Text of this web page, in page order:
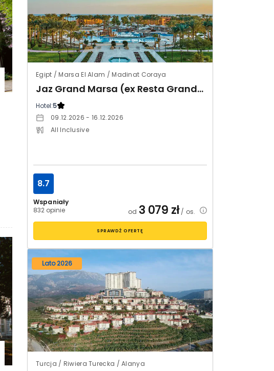
Egipt / Marsa El Alam / Madinat Coraya
Jaz Grand Marsa (ex Resta Grand Resort)
Hotel:5
09.12.2026 - 16.12.2026
All Inclusive
Wspaniały
832 opinie
8.7
od 3 079 zł/ os.
SPRAWDŹ OFERTĘ
Lato 2026
Turcja / Riwiera Turecka / Alanya